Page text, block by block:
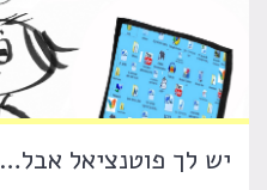
יש לך פוטנציאל אבל…